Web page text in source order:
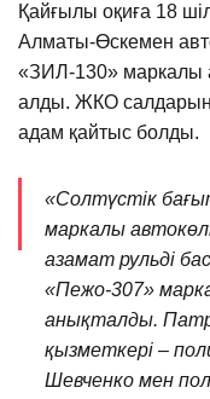
Қайғылы оқиға 18
Алматы-Өскемен
«ЗИЛ-130» маркалы
алды. ЖКО
адам қайтыс болды.
«Солтүстік
маркалы
азамат рульді
«Пежо-307»
анықталды.
қызметкері –
Шевченко мен